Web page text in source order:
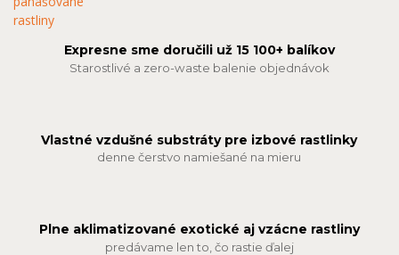
Expresne sme doručili už 15 100+ balíkov
Starostlivé a zero-waste balenie objednávok
Vlastné vzdušné substráty pre izbové rastlinky
denne čerstvo namiešané na mieru
Plne aklimatizované exotické aj vzácne rastliny
predávame len to, čo rastie ďalej